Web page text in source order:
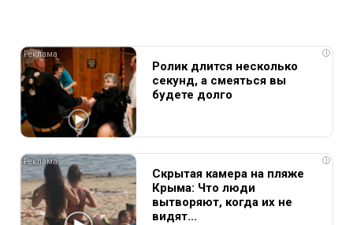
i
Ролик длится несколько
секунд, а смеяться вы
будете долго
i
Скрытая камера на пляже
Крыма: Что люди
вытворяют, когда их не
видят...